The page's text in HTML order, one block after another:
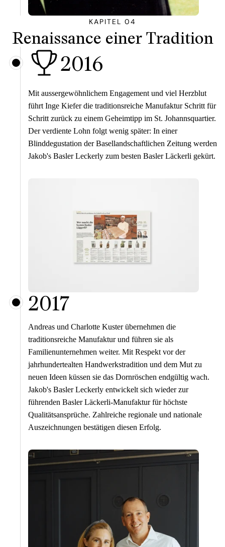
KAPITEL 04
Renaissance einer Tradition
2016
Mit aussergewöhnlichem Engagement und viel Herzblut
führt Inge Kiefer die traditionsreiche Manufaktur Schritt für
Schritt zurück zu einem Geheimtipp im St. Johannsquartier.
Der verdiente Lohn folgt wenig später: In einer
Blinddegustation der Basellandschaftlichen Zeitung werden
Jakob's Basler Leckerly zum besten Basler Läckerli gekürt.
2017
Andreas und Charlotte Kuster übernehmen die
traditionsreiche Manufaktur und führen sie als
Familienunternehmen weiter. Mit Respekt vor der
jahrhundertealten Handwerkstradition und dem Mut zu
neuen Ideen küssen sie das Dornröschen endgültig wach.
Jakob's Basler Leckerly entwickelt sich wieder zur
führenden Basler Läckerli-Manufaktur für höchste
Qualitätsansprüche. Zahlreiche regionale und nationale
Auszeichnungen bestätigen diesen Erfolg.